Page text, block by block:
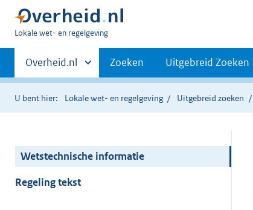
U
hier:
Lokale wet- en regelgeving
Primaire
navigatie
Andere
sites
binnen
Overheid.nl Zoeken Uitgebreid Zoeken
U bent hier: Lokale wet- en regelgeving Uitgebreid zoeken
Wetstechnische informatie
Regeling tekst